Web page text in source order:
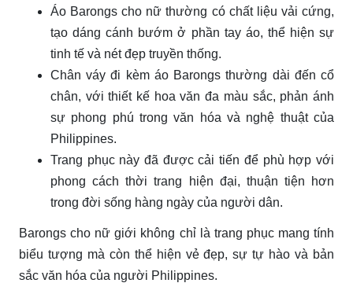
Áo Barongs cho nữ thường có chất liệu vải cứng,
tạo dáng cánh bướm ở phần tay áo, thể hiện sự
tinh tế và nét đẹp truyền thống.
Chân váy đi kèm áo Barongs thường dài đến cổ
chân, với thiết kế hoa văn đa màu sắc, phản ánh
sự phong phú trong văn hóa và nghệ thuật của
Philippines.
Trang phục này đã được cải tiến để phù hợp với
phong cách thời trang hiện đại, thuận tiện hơn
trong đời sống hàng ngày của người dân.
Barongs cho nữ giới không chỉ là trang phục mang tính
biểu tượng mà còn thể hiện vẻ đẹp, sự tự hào và bản
sắc văn hóa của người Philippines.